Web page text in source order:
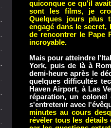
quiconque ce qu'il
sont les films, je
Quelques jours plus
engagé dans le
de rencontrer le Pape
incroyable.
Mais pour atteindre
York, puis de là à
demi-heure après le
quelques difficultés
Haven Airport, à Las
réparation, un
s'entretenir avec
minutes au cours
révéler tous les détails